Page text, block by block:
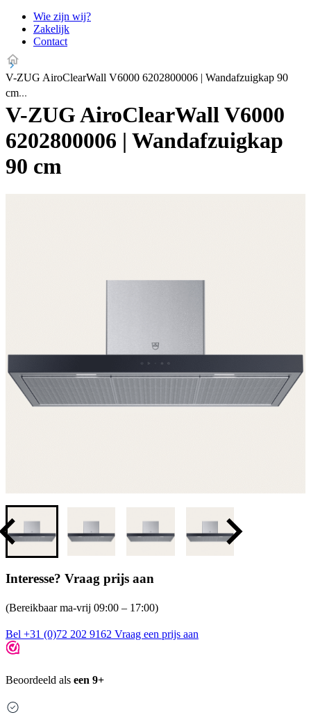
Wie zijn wij?
Zakelijk
Contact
V-ZUG AiroClearWall V6000 6202800006 | Wandafzuigkap 90
cm
V-ZUG AiroClearWall V6000
6202800006 | Wandafzuigkap
90 cm
Interesse? Vraag prijs aan
(Bereikbaar ma-vrij 09:00 – 17:00)
Bel +31 (0)72 202 9162 Vraag een prijs aan
Beoordeeld als een 9+